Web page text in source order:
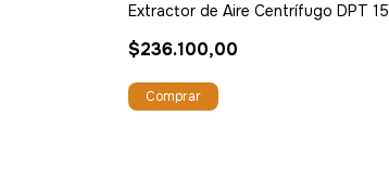
Extractor de Aire Centrífugo DPT 15
$236.100,00